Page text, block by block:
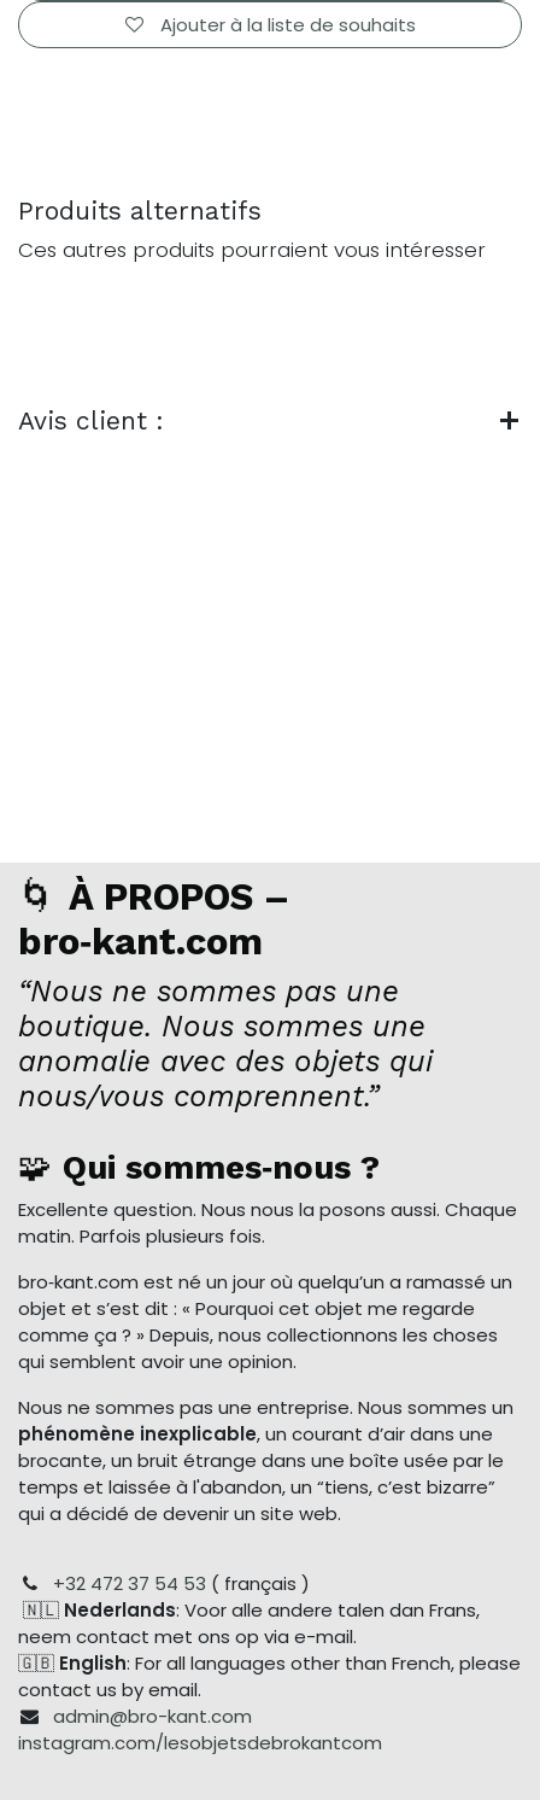
Ajouter à la liste de souhaits
Produits alternatifs
Ces autres produits pourraient vous intéresser
Avis client :
🌀 À PROPOS –
bro‑kant.com
“Nous ne sommes pas une
boutique. Nous sommes une
anomalie avec des objets qui
nous/vous comprennent.”
🧩 Qui sommes‑nous ?
Excellente question. Nous nous la posons aussi. Chaque
matin. Parfois plusieurs fois.
bro‑kant.com est né un jour où quelqu’un a ramassé un
objet et s’est dit : « Pourquoi cet objet me regarde
comme ça ? » Depuis, nous collectionnons les choses
qui semblent avoir une opinion.
Nous ne sommes pas une entreprise. Nous sommes un
phénomène inexplicable, un courant d’air dans une
brocante, un bruit étrange dans une boîte usée par le
temps et laissée à l'abandon, un “tiens, c’est bizarre”
qui a décidé de devenir un site web.
+32 472 37 54 53 ( français )
🇳🇱 Nederlands: Voor alle andere talen dan Frans,
neem contact met ons op via e-mail.
🇬🇧 English: For all languages other than French, please
contact us by email.
admin@bro-kant.com
instagram.com/lesobjetsdebrokantcom